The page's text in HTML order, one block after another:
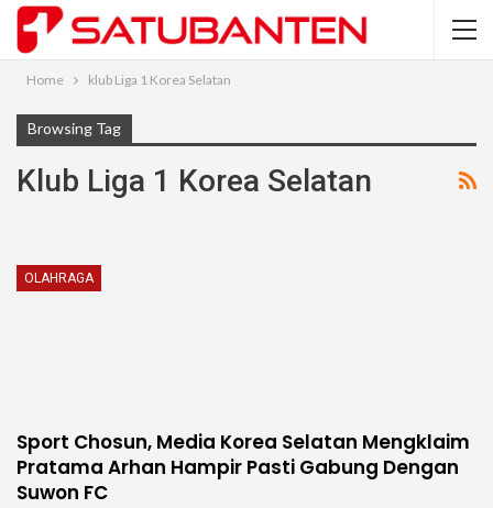
Home klub Liga 1 Korea Selatan
Browsing Tag
Klub Liga 1 Korea Selatan
OLAHRAGA
Sport Chosun, Media Korea Selatan Mengklaim
Pratama Arhan Hampir Pasti Gabung Dengan
Suwon FC